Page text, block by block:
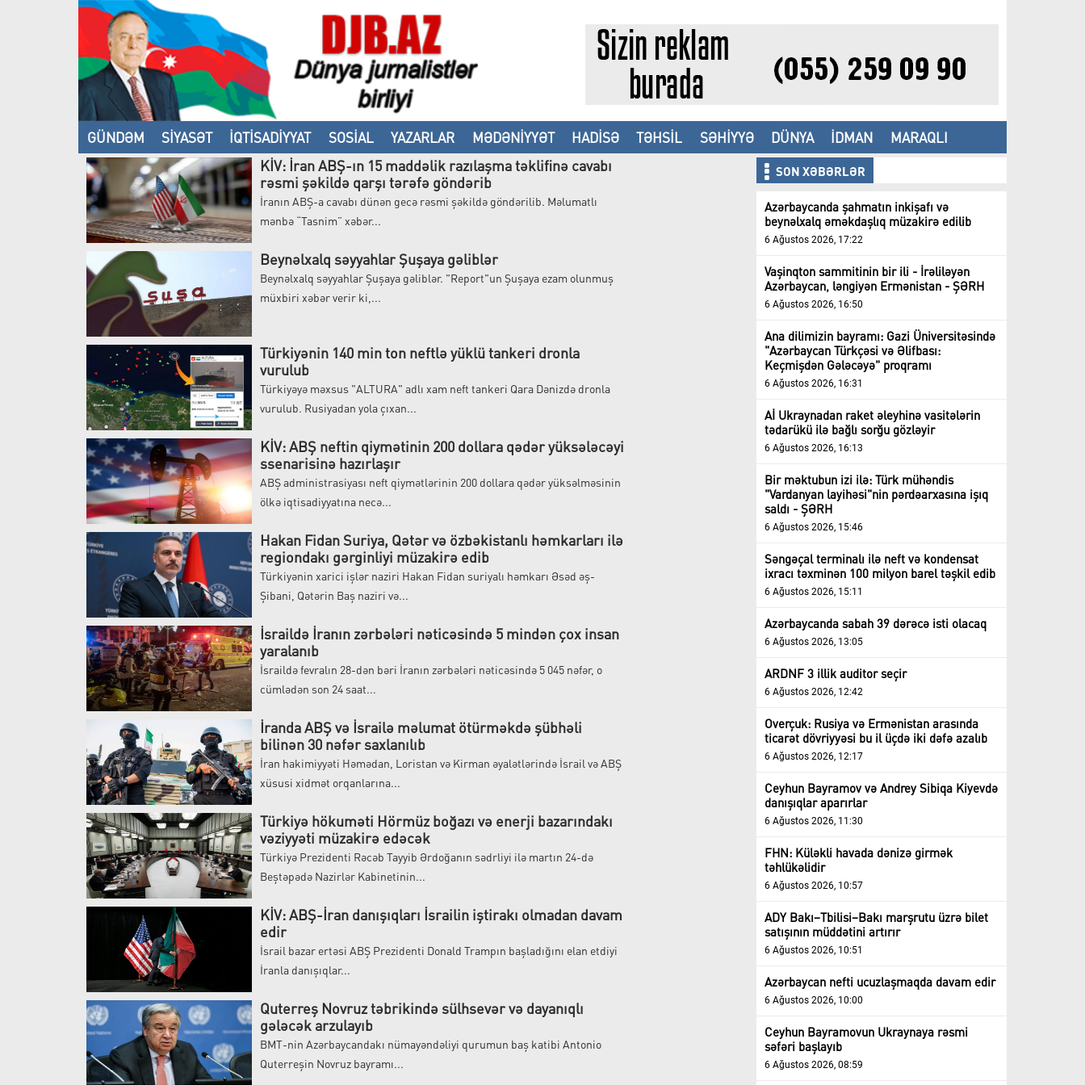
GÜNDƏM SİYASƏT İQTİSADİYYAT SOSİAL YAZARLAR MƏDƏNİYYƏT HADİSƏ TƏHSİL SƏHİYYƏ DÜNYA İDMAN
MARAQLI
VİDEO
KİV: İran ABŞ-ın 15 maddəlik razılaşma təklifinə cavabı
rəsmi şəkildə qarşı tərəfə göndərib
İranın ABŞ-a cavabı dünən gecə rəsmi şəkildə göndərilib. Məlumatlı
mənbə “Tasnim” xəbər...
Beynəlxalq səyyahlar Şuşaya gəliblər
Beynəlxalq səyyahlar Şuşaya gəliblər. "Report"un Şuşaya ezam olunmuş
müxbiri xəbər verir ki,...
Türkiyənin 140 min ton neftlə yüklü tankeri dronla
vurulub
Türkiyəyə məxsus "ALTURA" adlı xam neft tankeri Qara Dənizdə dronla
vurulub. Rusiyadan yola çıxan...
KİV: ABŞ neftin qiymətinin 200 dollara qədər yüksələcəyi
ssenarisinə hazırlaşır
ABŞ administrasiyası neft qiymətlərinin 200 dollara qədər yüksəlməsinin
ölkə iqtisadiyyatına necə...
Hakan Fidan Suriya, Qətər və özbəkistanlı həmkarları ilə
regiondakı gərginliyi müzakirə edib
Türkiyənin xarici işlər naziri Hakan Fidan suriyalı həmkarı Əsəd əş-
Şibani, Qətərin Baş naziri və...
İsraildə İranın zərbələri nəticəsində 5 mindən çox insan
yaralanıb
İsraildə fevralın 28-dən bəri İranın zərbələri nəticəsində 5 045 nəfər, o
cümlədən son 24 saat...
İranda ABŞ və İsrailə məlumat ötürməkdə şübhəli
bilinən 30 nəfər saxlanılıb
İran hakimiyyəti Həmədan, Loristan və Kirman əyalətlərində İsrail və ABŞ
xüsusi xidmət orqanlarına...
Türkiyə hökuməti Hörmüz boğazı və enerji bazarındakı
vəziyyəti müzakirə edəcək
Türkiyə Prezidenti Rəcəb Tayyib Ərdoğanın sədrliyi ilə martın 24-də
Beştəpədə Nazirlər Kabinetinin...
KİV: ABŞ-İran danışıqları İsrailin iştirakı olmadan davam
edir
İsrail bazar ertəsi ABŞ Prezidenti Donald Trampın başladığını elan etdiyi
İranla danışıqlar...
Quterreş Novruz təbrikində sülhsevər və dayanıqlı
gələcək arzulayıb
BMT-nin Azərbaycandakı nümayəndəliyi qurumun baş katibi Antonio
Quterreşin Novruz bayramı...
SON XƏBƏRLƏR
Azərbaycanda şahmatın inkişafı və
beynəlxalq əməkdaşlıq müzakirə edilib
6 Ağustos 2026, 17:22
Vaşinqton sammitinin bir ili - İrəliləyən
Azərbaycan, ləngiyən Ermənistan - ŞƏRH
6 Ağustos 2026, 16:50
Ana dilimizin bayramı: Gazi Üniversitəsində
"Azərbaycan Türkçəsi və Əlifbası:
Keçmişdən Gələcəyə" proqramı
6 Ağustos 2026, 16:31
Aİ Ukraynadan raket əleyhinə vasitələrin
tədarükü ilə bağlı sorğu gözləyir
6 Ağustos 2026, 16:13
Bir məktubun izi ilə: Türk mühəndis
"Vardanyan layihəsi"nin pərdəarxasına işıq
saldı - ŞƏRH
6 Ağustos 2026, 15:46
Səngəçal terminalı ilə neft və kondensat
ixracı təxminən 100 milyon barel təşkil edib
6 Ağustos 2026, 15:11
Azərbaycanda sabah 39 dərəcə isti olacaq
6 Ağustos 2026, 13:05
ARDNF 3 illik auditor seçir
6 Ağustos 2026, 12:42
Overçuk: Rusiya və Ermənistan arasında
ticarət dövriyyəsi bu il üçdə iki dəfə azalıb
6 Ağustos 2026, 12:17
Ceyhun Bayramov və Andrey Sibiqa Kiyevdə
danışıqlar aparırlar
6 Ağustos 2026, 11:30
FHN: Küləkli havada dənizə girmək
təhlükəlidir
6 Ağustos 2026, 10:57
ADY Bakı–Tbilisi–Bakı marşrutu üzrə bilet
satışının müddətini artırır
6 Ağustos 2026, 10:51
Azərbaycan nefti ucuzlaşmaqda davam edir
6 Ağustos 2026, 10:00
Ceyhun Bayramovun Ukraynaya rəsmi
səfəri başlayıb
6 Ağustos 2026, 08:59